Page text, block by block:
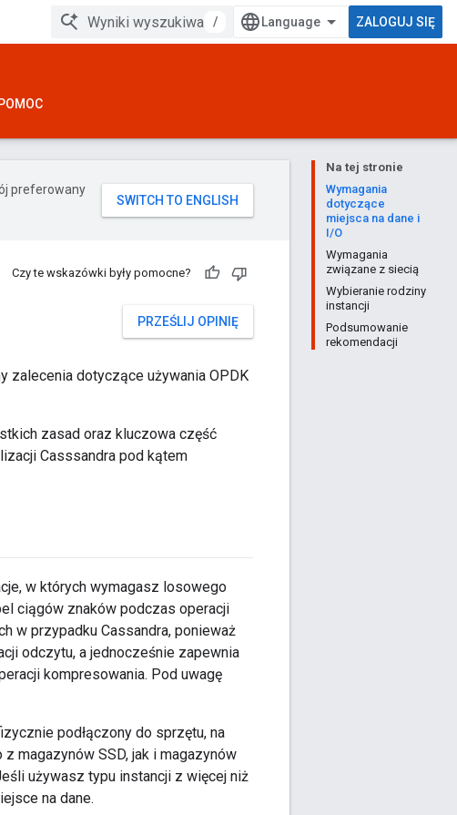
/ ZALOGUJ SIĘ
POMOC
Na tej stronie
Wymagania
dotyczące
miejsca na dane i
I/O
Wymagania
związane z siecią
Wybieranie rodziny
instancji
Podsumowanie
rekomendacji
preferowany
Czy te wskazówki były pomocne?
PRZEŚLIJ OPINIĘ
zalecenia dotyczące używania OPDK
zasad oraz kluczowa część
Casssandra pod kątem
w których wymagasz losowego
ciągów znaków podczas operacji
w przypadku Cassandra, ponieważ
odczytu, a jednocześnie zapewnia
kompresowania. Pod uwagę
podłączony do sprzętu, na
magazynów SSD, jak i magazynów
używasz typu instancji z więcej niż
na dane.